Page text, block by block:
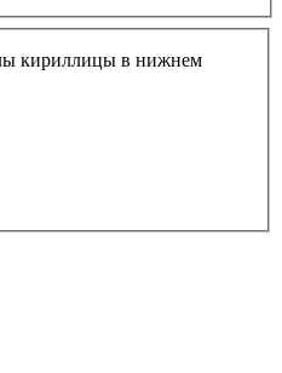
кириллицы в нижнем